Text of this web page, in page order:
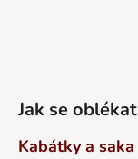
Jak se
Kabátky a